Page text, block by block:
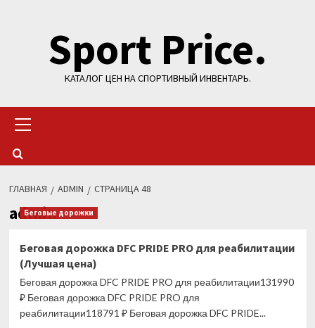
содержимомуSport Price.
КАТАЛОГ ЦЕН НА СПОРТИВНЫЙ ИНВЕНТАРЬ.
меню
ГЛАВНАЯ ADMIN СТРАНИЦА 48
admin
Беговые дорожки
Беговая дорожка DFC PRIDE PRO для реабилитации
(Лучшая цена)
Беговая дорожка DFC PRIDE PRO для реабилитации131990
₽ Беговая дорожка DFC PRIDE PRO для
реабилитации118791 ₽ Беговая дорожка DFC PRIDE...